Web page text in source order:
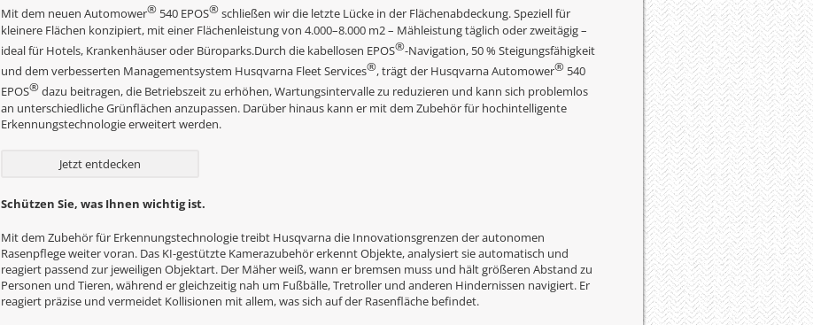
Mit dem neuen Automower® 540 EPOS®schließen wir die letzte Lücke in der Flächenabdeckung. Speziell für
kleinere Flächen konzipiert, mit einer Flächenleistung von 4.000–8.000 m2 – Mähleistung täglich oder zweitägig –
ideal für Hotels, Krankenhäuser oder Büroparks.Durch die kabellosen EPOS®-Navigation, 50 % Steigungsfähigkeit
und dem verbesserten Managementsystem Husqvarna Fleet Services®, trägt der Husqvarna Automower® 540
EPOS®dazu beitragen, die Betriebszeit zu erhöhen, Wartungsintervalle zu reduzieren und kann sich problemlos
an unterschiedliche Grünflächen anzupassen. Darüber hinaus kann er mit dem Zubehör für hochintelligente
Erkennungstechnologie erweitert werden.
Jetzt entdecken
Schützen Sie, was Ihnen wichtig ist.
Mit dem Zubehör für Erkennungstechnologie treibt Husqvarna die Innovationsgrenzen der autonomen
Rasenpflege weiter voran. Das KI-gestützte Kamerazubehör erkennt Objekte, analysiert sie automatisch und
reagiert passend zur jeweiligen Objektart. Der Mäher weiß, wann er bremsen muss und hält größeren Abstand zu
Personen und Tieren, während er gleichzeitig nah um Fußbälle, Tretroller und anderen Hindernissen navigiert. Er
reagiert präzise und vermeidet Kollisionen mit allem, was sich auf der Rasenfläche befindet.